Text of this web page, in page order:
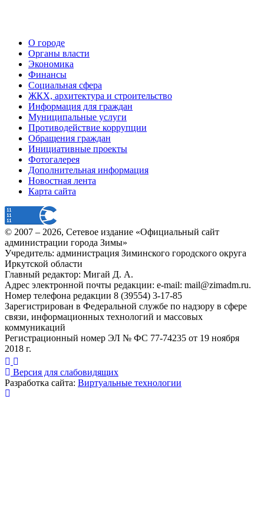
О городе
Органы власти
Экономика
Финансы
Социальная сфера
ЖКХ, архитектура и строительство
Информация для граждан
Муниципальные услуги
Противодействие коррупции
Обращения граждан
Инициативные проекты
Фотогалерея
Дополнительная информация
Новостная лента
Карта сайта
© 2007 – 2026, Сетевое издание «Официальный сайт
администрации города Зимы»
Учредитель: администрация Зиминского городского округа
Иркутской области
Главный редактор: Мигай Д. А.
Адрес электронной почты редакции: e-mail: mail@zimadm.ru.
Номер телефона редакции 8 (39554) 3-17-85
Зарегистрирован в Федеральной службе по надзору в сфере
связи, информационных технологий и массовых
коммуникаций
Регистрационный номер ЭЛ № ФС 77-74235 от 19 ноября
2018 г.
Версия для слабовидящих
Разработка сайта: Виртуальные технологии